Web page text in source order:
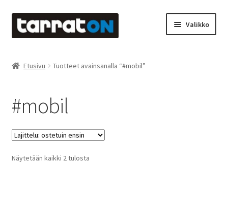
Siirry
navigointiin
Siirry
sisältöön
Valikko
Laserleikkaus & -kaiverrus
Mainosteippaukset & teippausten poisto
Muovitarrat & tulostetut tarrat
Etusivu Tuotteet avainsanalla “#mobil”
#mobil
Näytetään kaikki 2 tulostaSuosituimmat